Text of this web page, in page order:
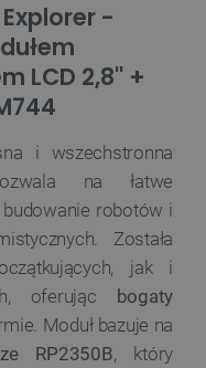
-
LCD 2,8'' +
i wszechstronna
na łatwe
robotów i
Została
jak i
oferując
bogaty
Moduł bazuje na
RP2350B, który